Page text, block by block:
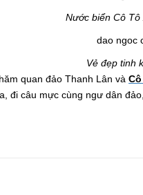
Nước biển Cô Tô
Vẻ đẹp tinh
quan đảo Thanh Lân và
đi câu mực cùng ngư dân